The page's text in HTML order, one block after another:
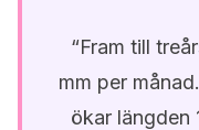
“Fram till
mm per
ökar längden